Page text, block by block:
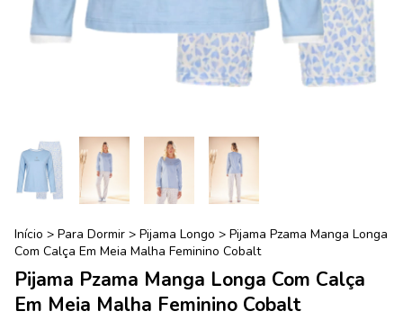
Início > Para Dormir > Pijama Longo > Pijama Pzama Manga Longa
Com Calça Em Meia Malha Feminino Cobalt
Pijama Pzama Manga Longa Com Calça
Em Meia Malha Feminino Cobalt